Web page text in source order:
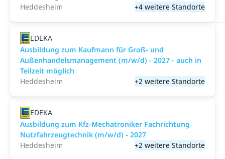
Heddesheim
+4 weitere Standorte
EDEKA
Ausbildung zum Kaufmann für Groß- und
Außenhandelsmanagement (m/w/d) - 2027 - auch in
Teilzeit möglich
Heddesheim
+2 weitere Standorte
EDEKA
Ausbildung zum Kfz-Mechatroniker Fachrichtung
Nutzfahrzeugtechnik (m/w/d) - 2027
Heddesheim
+2 weitere Standorte